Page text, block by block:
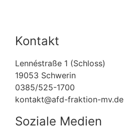
Kontakt
Lennéstraße 1 (Schloss)
19053 Schwerin
0385/525-1700
kontakt@afd-fraktion-mv.de
Soziale Medien